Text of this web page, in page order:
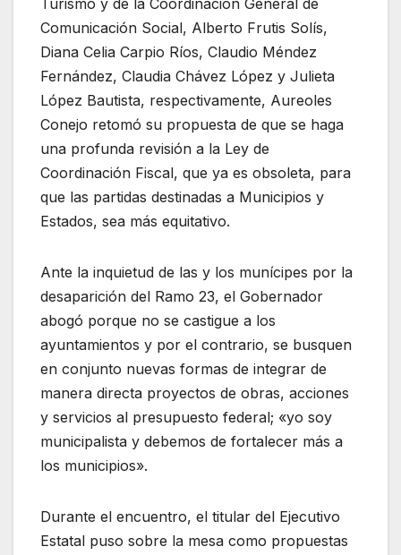
Turismo y de la Coordinación General de
Comunicación Social, Alberto Frutis Solís,
Diana Celia Carpio Ríos, Claudio Méndez
Fernández, Claudia Chávez López y Julieta
López Bautista, respectivamente, Aureoles
Conejo retomó su propuesta de que se haga
una profunda revisión a la Ley de
Coordinación Fiscal, que ya es obsoleta, para
que las partidas destinadas a Municipios y
Estados, sea más equitativo.
Ante la inquietud de las y los munícipes por la
desaparición del Ramo 23, el Gobernador
abogó porque no se castigue a los
ayuntamientos y por el contrario, se busquen
en conjunto nuevas formas de integrar de
manera directa proyectos de obras, acciones
y servicios al presupuesto federal; «yo soy
municipalista y debemos de fortalecer más a
los municipios».
Durante el encuentro, el titular del Ejecutivo
Estatal puso sobre la mesa como propuestas